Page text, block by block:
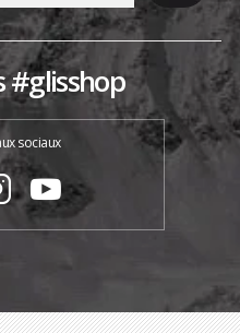
#glisshop
sociaux